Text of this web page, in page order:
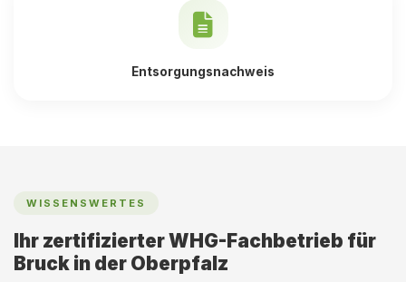
Entsorgungsnachweis
WISSENSWERTES
Ihr zertifizierter WHG-Fachbetrieb für
Bruck in der Oberpfalz